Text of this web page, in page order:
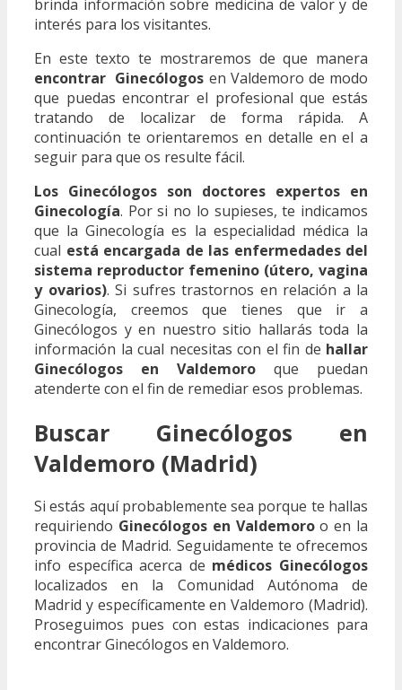
brinda información sobre medicina de valor y de
interés para los visitantes.
En este texto te mostraremos de que manera
encontrar Ginecólogos en Valdemoro de modo
que puedas encontrar el profesional que estás
tratando de localizar de forma rápida. A
continuación te orientaremos en detalle en el a
seguir para que os resulte fácil.
Los Ginecólogos son doctores expertos en
Ginecología. Por si no lo supieses, te indicamos
que la Ginecología es la especialidad médica la
cual está encargada de las enfermedades del
sistema reproductor femenino (útero, vagina
y ovarios). Si sufres trastornos en relación a la
Ginecología, creemos que tienes que ir a
Ginecólogos y en nuestro sitio hallarás toda la
información la cual necesitas con el fin de hallar
Ginecólogos en Valdemoro que puedan
atenderte con el fin de remediar esos problemas.
Buscar Ginecólogos en
Valdemoro (Madrid)
Si estás aquí probablemente sea porque te hallas
requiriendo Ginecólogos en Valdemoroo en la
provincia de Madrid. Seguidamente te ofrecemos
info específica acerca de médicos Ginecólogos
localizados en la Comunidad Autónoma de
Madrid y específicamente en Valdemoro (Madrid).
Proseguimos pues con estas indicaciones para
encontrar Ginecólogos en Valdemoro.